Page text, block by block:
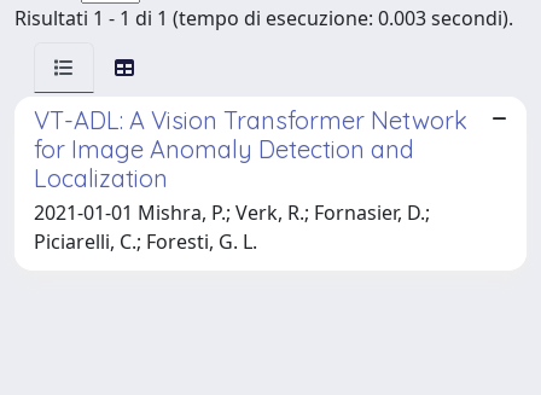
Risultati 1 - 1 di 1 (tempo di esecuzione: 0.003 secondi).
VT-ADL: A Vision Transformer Network
for Image Anomaly Detection and
Localization
2021-01-01 Mishra, P.; Verk, R.; Fornasier, D.;
Piciarelli, C.; Foresti, G. L.